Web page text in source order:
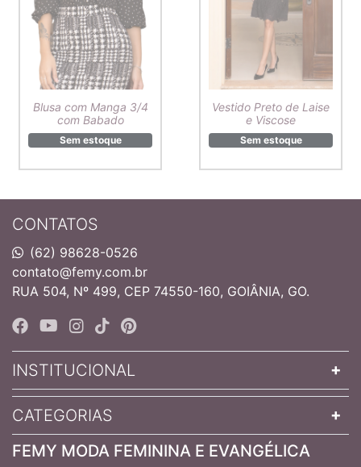
Blusa com Manga 3/4
com Babado
Sem estoque
Vestido Preto de Laise
e Viscose
Sem estoque
CONTATOS
(62) 98628-0526
contato@femy.com.br
RUA 504, Nº 499, CEP 74550-160, GOIÂNIA, GO.
INSTITUCIONAL
CATEGORIAS
FEMY MODA FEMININA E EVANGÉLICA